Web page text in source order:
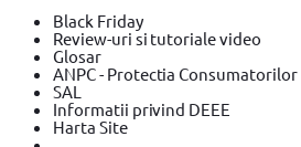
Black Friday
Review-uri si tutoriale video
Glosar
ANPC - Protectia Consumatorilor
SAL
Informatii privind DEEE
Harta Site